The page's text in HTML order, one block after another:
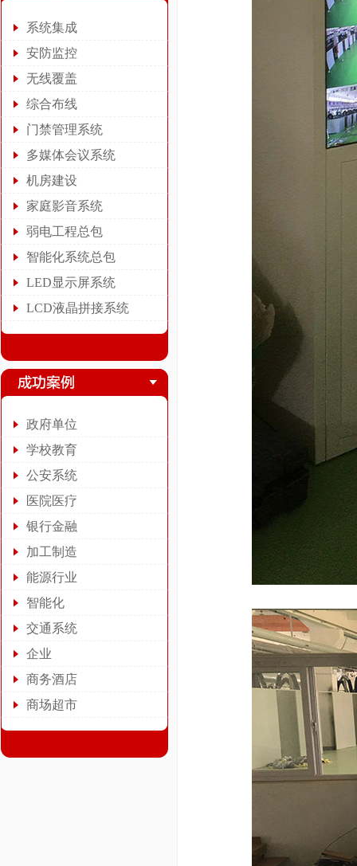
系统集成
安防监控
无线覆盖
综合布线
门禁管理系统
多媒体会议系统
机房建设
家庭影音系统
弱电工程总包
智能化系统总包
LED显示屏系统
LCD液晶拼接系统
政府单位
学校教育
公安系统
医院医疗
银行金融
加工制造
能源行业
智能化
交通系统
企业
商务酒店
商场超市